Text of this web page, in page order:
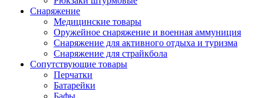
Снаряжение
Медицинские товары
Оружейное снаряжение и военная аммуниция
Снаряжение для активного отдыха и туризма
Снаряжение для страйкбола
Сопутствующие товары
Перчатки
Батарейки
Бафы